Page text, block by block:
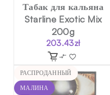
Табак для кальяна
Starline Exotic Mix
200g
203.43zł
РАСПРОДАННЫЙ
МАЛИНА